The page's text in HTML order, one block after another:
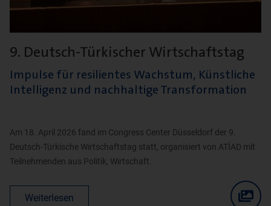
9. Deutsch-Türkischer Wirtschaftstag
Impulse für resilientes Wachstum, Künstliche
Intelligenz und nachhaltige Transformation
Am 18. April 2026 fand im Congress Center Düsseldorf der 9.
Deutsch-Türkische Wirtschaftstag statt, organisiert von ATİAD mit
Teilnehmenden aus Politik, Wirtschaft.
Weiterlesen